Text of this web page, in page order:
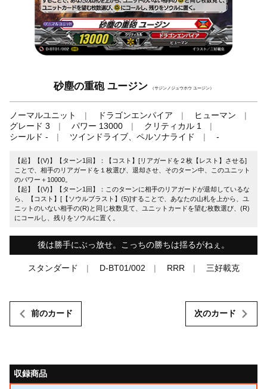
砂塵の重砲 ユージン （サジンノジュウホウ ユージン）
ノーマルユニット ドラゴンエンパイア
ヒューマン
グレード 3
パワー 13000
クリティカル 1
シールド -
ツインドライブ、ペルソナライド -
【起】【(V)】【ターン1回】：【コスト】[リアガードを２枚【レスト】させる]
ことで、相手のリアガードを１枚選び、退却させ、そのターン中、このユニット
のパワー＋10000。
【起】【(V)】【ターン1回】：このターンに相手のリアガードが退却しているな
ら、【コスト】[【ソウルブラスト】(5)]することで、あなたの山札を上から、ユ
ニットのいない相手の(R)と同じ枚数見て、ユニットカードを望む枚数選び、(R)
にコールし、残りをソウルに置く。
後は勝手にぶっ放せ。こっちの勝ちは揺るがねぇ。
スタンダード D-BT01/002 RRR 三好載克
前のカード 次のカード
収録商品